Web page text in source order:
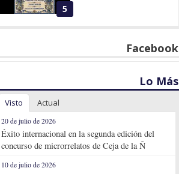
5
Facebook
Lo Más
Visto Actual
20 de julio de 2026
Éxito internacional en la segunda edición del
concurso de microrrelatos de Ceja de la Ñ
10 de julio de 2026